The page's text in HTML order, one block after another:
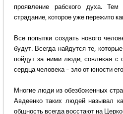
проявление рабского духа.
страдание, которое уже пережито
Все попытки создать нового
будут. Всегда найдутся те,
пойдут за ними люди, совлекая с
сердца человека – зло от юности
Многие люди из обезбоженных
Авдеенко таких людей называл
общность всегда восстают на